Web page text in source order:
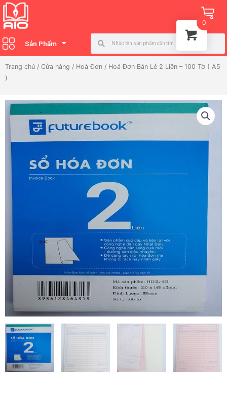
Nhảy
tới
nội
dung
Sản Phẩm
Search
Trang chủ / Cửa hàng / Hoá Đơn / Hoá Đơn Bán Lẻ 2 Liên – 100 Tờ ( A5
)
0